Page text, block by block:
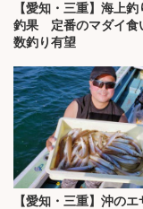
【愛知・三重】海上
釣果 定番のマダイ食
数釣り有望
【愛知・三重】沖の